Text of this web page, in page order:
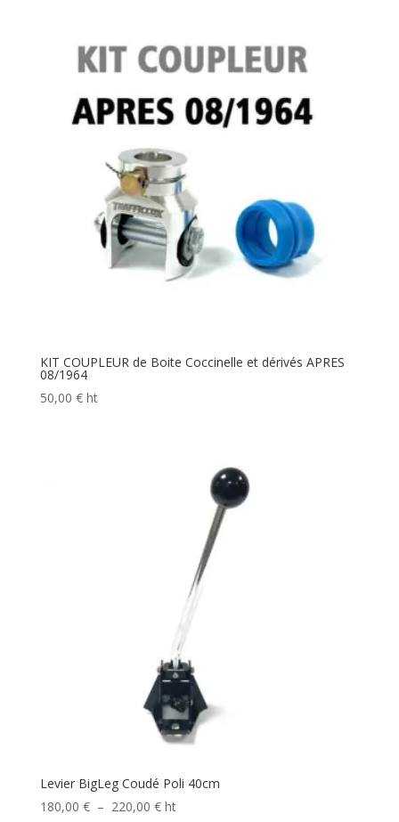
à
210,00 €
KIT COUPLEUR de Boite Coccinelle et dérivés APRES
08/1964
50,00 € ht
Levier BigLeg Coudé Poli 40cm
180,00 € – 220,00 €Plage
ht